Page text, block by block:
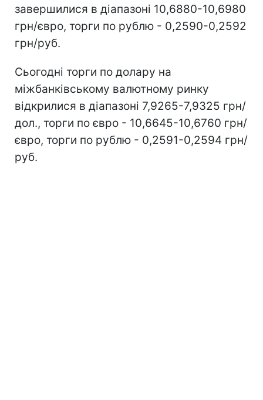
завершилися в діапазоні 10,6880-10,6980
грн/євро, торги по рублю - 0,2590-0,2592
грн/руб.
Сьогодні торги по долару на
міжбанківському валютному ринку
відкрилися в діапазоні 7,9265-7,9325 грн/
дол., торги по євро - 10,6645-10,6760 грн/
євро, торги по рублю - 0,2591-0,2594 грн/
руб.